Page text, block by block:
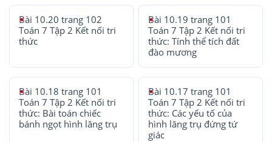
Bài 10.20 trang 102
Toán 7 Tập 2 Kết nối tri
thức
Bài 10.19 trang 101
Toán 7 Tập 2 Kết nối tri
thức: Tính thể tích đất
đào mương
Bài 10.18 trang 101
Toán 7 Tập 2 Kết nối tri
thức: Bài toán chiếc
bánh ngọt hình lăng trụ
Bài 10.17 trang 101
Toán 7 Tập 2 Kết nối tri
thức: Các yếu tố của
hình lăng trụ đứng tứ
giác